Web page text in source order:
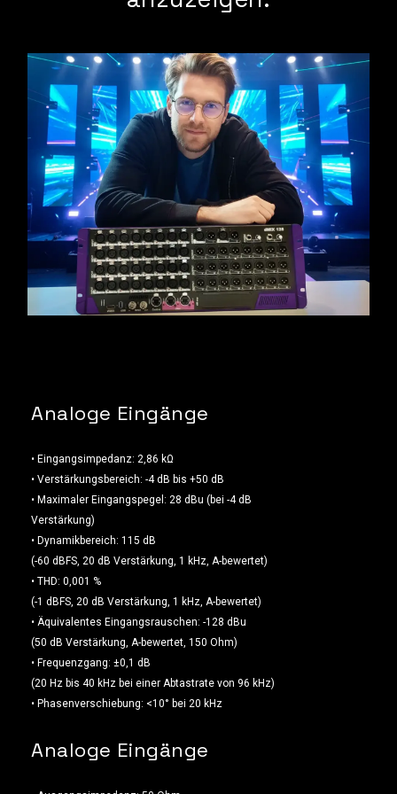
Analoge Eingänge
• Eingangsimpedanz: 2,86 kΩ
• Verstärkungsbereich: -4 dB bis +50 dB
• Maximaler Eingangspegel: 28 dBu (bei -4 dB
Verstärkung)
• Dynamikbereich: 115 dB
(-60 dBFS, 20 dB Verstärkung, 1 kHz, A-bewertet)
• THD: 0,001 %
(-1 dBFS, 20 dB Verstärkung, 1 kHz, A-bewertet)
• Äquivalentes Eingangsrauschen: -128 dBu
(50 dB Verstärkung, A-bewertet, 150 Ohm)
• Frequenzgang: ±0,1 dB
(20 Hz bis 40 kHz bei einer Abtastrate von 96 kHz)
• Phasenverschiebung: <10° bei 20 kHz
Analoge Eingänge